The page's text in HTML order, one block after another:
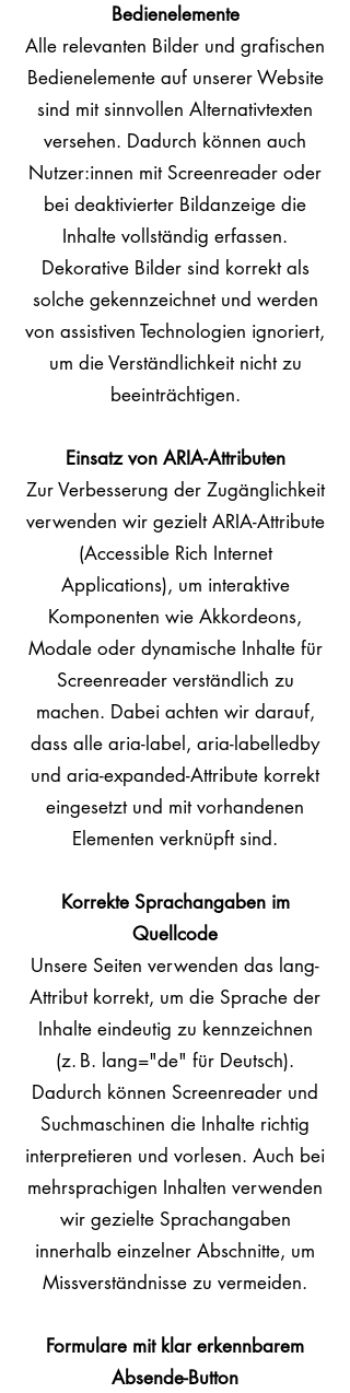
Bedienelemente
Alle relevanten Bilder und grafischen
Bedienelemente auf unserer Website
sind mit sinnvollen Alternativtexten
versehen. Dadurch können auch
Nutzer:innen mit Screenreader oder
bei deaktivierter Bildanzeige die
Inhalte vollständig erfassen.
Dekorative Bilder sind korrekt als
solche gekennzeichnet und werden
von assistiven Technologien ignoriert,
um die Verständlichkeit nicht zu
beeinträchtigen.
Einsatz von ARIA-Attributen
Zur Verbesserung der Zugänglichkeit
verwenden wir gezielt ARIA-Attribute
(Accessible Rich Internet
Applications), um interaktive
Komponenten wie Akkordeons,
Modale oder dynamische Inhalte für
Screenreader verständlich zu
machen. Dabei achten wir darauf,
dass alle aria-label, aria-labelledby
und aria-expanded-Attribute korrekt
eingesetzt und mit vorhandenen
Elementen verknüpft sind.
Korrekte Sprachangaben im
Quellcode
Unsere Seiten verwenden das lang-
Attribut korrekt, um die Sprache der
Inhalte eindeutig zu kennzeichnen
(z. B. lang="de" für Deutsch).
Dadurch können Screenreader und
Suchmaschinen die Inhalte richtig
interpretieren und vorlesen. Auch bei
mehrsprachigen Inhalten verwenden
wir gezielte Sprachangaben
innerhalb einzelner Abschnitte, um
Missverständnisse zu vermeiden.
Formulare mit klar erkennbarem
Absende-Button